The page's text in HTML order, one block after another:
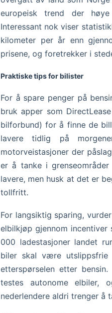
europeisk trend der
Interessant nok viser
kilometer per år enn
prisene, og foretrekker i
Praktiske tips for bilister
For å spare penger på
bruk apper som
bilforbund) for å finne de
lavere tidlig på
motorveistasjoner der
er å tanke i
lavere, men husk at det er
tollfritt.
For langsiktig sparing,
elbilkjøp gjennom incentiver
000 ladestasjoner landet
biler skal være utslippsfrie
etterspørselen etter
testes autonome elbiler,
nederlendere aldri trenger å